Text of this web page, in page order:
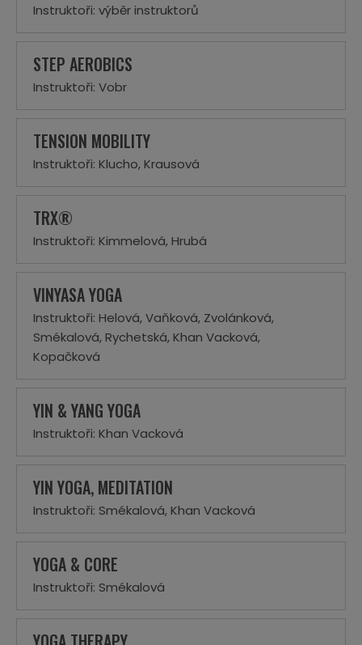
Instruktoři: výběr instruktorů
STEP AEROBICS
Instruktoři: Vobr
TENSION MOBILITY
Instruktoři: Klucho, Krausová
TRX®
Instruktoři: Kimmelová, Hrubá
VINYASA YOGA
Instruktoři: Helová, Vaňková, Zvolánková,
Smékalová, Rychetská, Khan Vacková,
Kopačková
YIN & YANG YOGA
Instruktoři: Khan Vacková
YIN YOGA, MEDITATION
Instruktoři: Smékalová, Khan Vacková
YOGA & CORE
Instruktoři: Smékalová